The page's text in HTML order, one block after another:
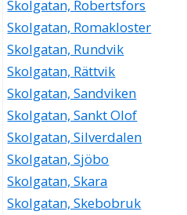
Skolgatan, Robertsfors
Skolgatan, Romakloster
Skolgatan, Rundvik
Skolgatan, Rättvik
Skolgatan, Sandviken
Skolgatan, Sankt Olof
Skolgatan, Silverdalen
Skolgatan, Sjöbo
Skolgatan, Skara
Skolgatan, Skebobruk